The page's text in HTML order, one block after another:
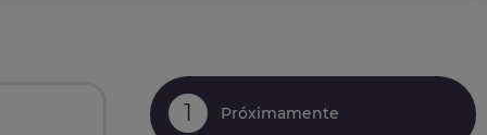
1 Próximamente